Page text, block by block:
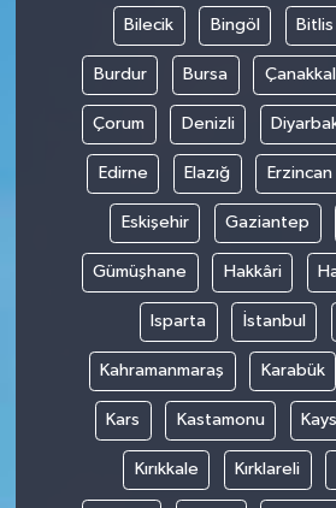
Bilecik Bingöl Bitlis
Burdur Bursa
Çorum Denizli
Edirne Elazığ Erzincan
Eskişehir Gaziantep
Gümüşhane Hakkâri
Isparta İstanbul
Kahramanmaraş Karabük
Kars Kastamonu
Kırıkkale Kırklareli
TURİZM
VİDEO HABER
YAŞAM